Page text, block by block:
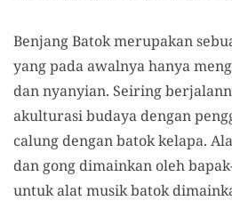
Benjang Batok merupakan
yang pada awalnya hanya
dan nyanyian. Seiring
akulturasi budaya dengan
calung dengan batok kelapa.
dan gong dimainkan oleh
untuk alat musik batok